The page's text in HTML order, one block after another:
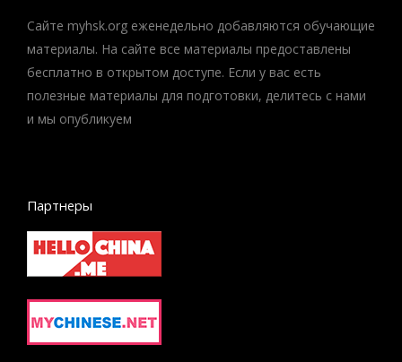
Сайте myhsk.org еженедельно добавляются обучающие
материалы. На сайте все материалы предоставлены
бесплатно в открытом доступе. Если у вас есть
полезные материалы для подготовки, делитесь с нами
и мы опубликуем
Партнеры